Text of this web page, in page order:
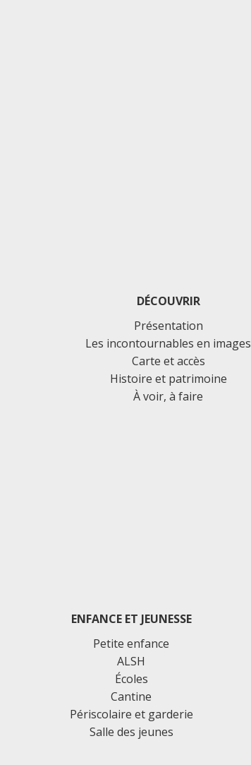
DÉCOUVRIR
Présentation
Les incontournables en images
Carte et accès
Histoire et patrimoine
À voir, à faire
ENFANCE ET JEUNESSE
Petite enfance
ALSH
Écoles
Cantine
Périscolaire et garderie
Salle des jeunes